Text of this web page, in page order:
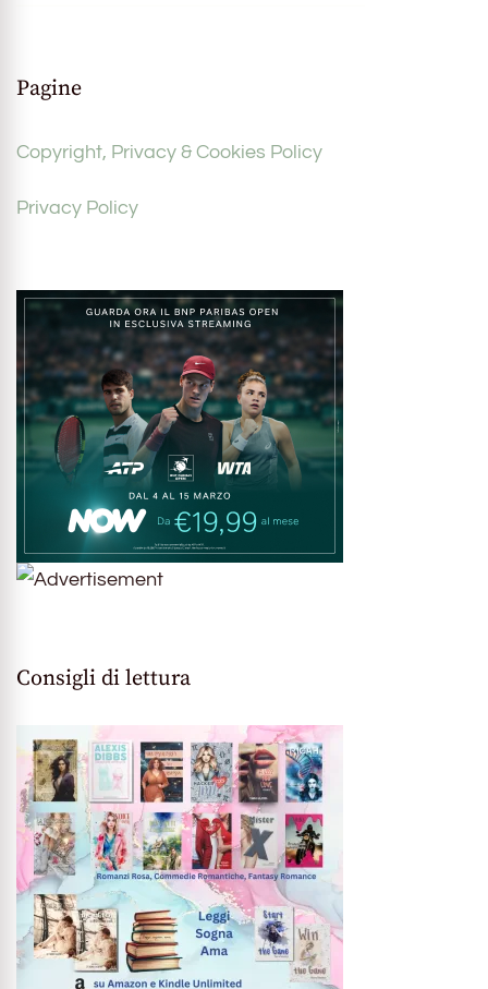
Pagine
Copyright, Privacy & Cookies Policy
Privacy Policy
Consigli di lettura